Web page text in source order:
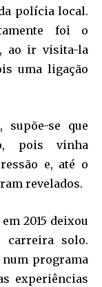
polícia local.
foi o
ao ir visita-la
uma ligação
supõe-se que
pois vinha
e, até o
revelados.
2015 deixou
solo.
num programa
experiências